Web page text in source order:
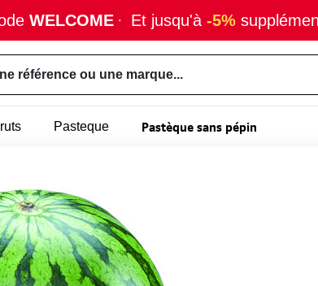
WELCOME · Et jusqu'à -5%
référence ou une marque...
Pasteque Pastèque sans pépin